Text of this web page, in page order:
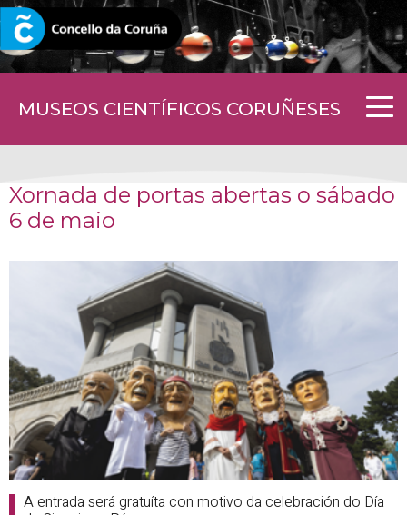
MUSEOS CIENTÍFICOS CORUÑESES
CORUNA.GAL
Xornada de portas abertas o sábado
6 de maio
A entrada será gratuíta con motivo da celebración do Día